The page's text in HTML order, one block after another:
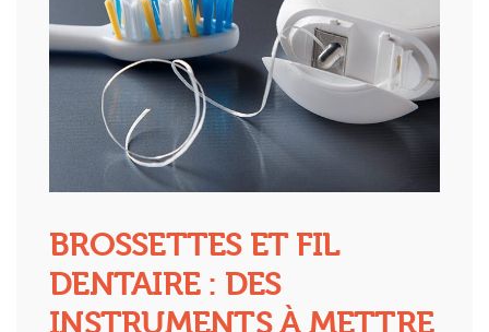
BROSSETTES ET FIL
DENTAIRE : DES
INSTRUMENTS À METTRE